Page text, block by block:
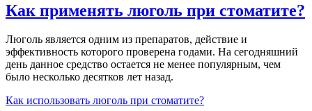
Как применять люголь при стоматите?
Люголь является одним из препаратов, действие и
эффективность которого проверена годами. На сегодняшний
день данное средство остается не менее популярным, чем
было несколько десятков лет назад.
Как использовать люголь при стоматите?